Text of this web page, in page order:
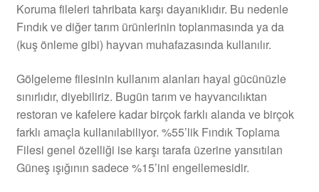
Koruma fileleri tahribata karşı dayanıklıdır. Bu nedenle
Fındık ve diğer tarım ürünlerinin toplanmasında ya da
(kuş önleme gibi) hayvan muhafazasında kullanılır.
Gölgeleme filesinin kullanım alanları hayal gücünüzle
sınırlıdır, diyebiliriz. Bugün tarım ve hayvancılıktan
restoran ve kafelere kadar birçok farklı alanda ve birçok
farklı amaçla kullanılabiliyor. %55’lik Fındık Toplama
Filesi genel özelliği ise karşı tarafa üzerine yansıtılan
Güneş ışığının sadece %15’ini engellemesidir.